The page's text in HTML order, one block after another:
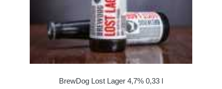
BrewDog Lost Lager 4,7% 0,33 l